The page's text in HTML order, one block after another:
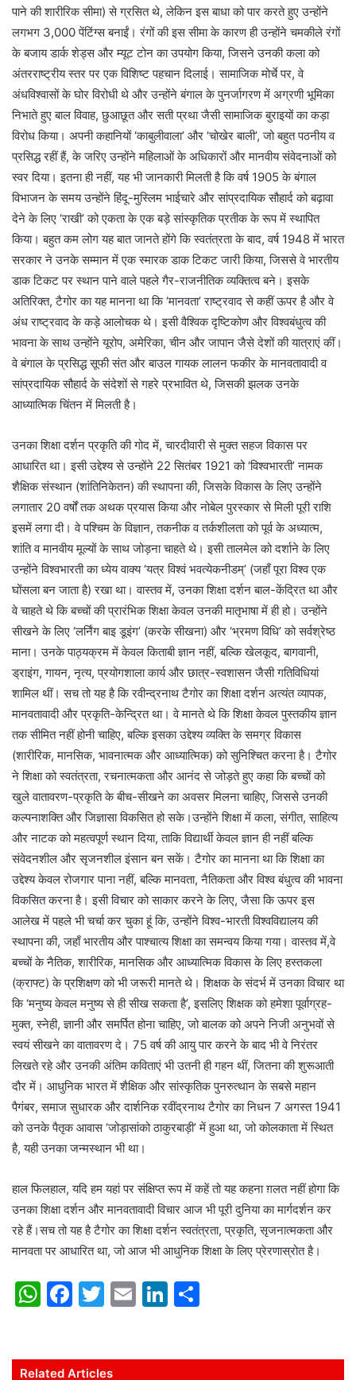
पाने की शारीरिक सीमा) से ग्रसित थे, लेकिन इस बाधा को पार करते हुए उन्होंने
लगभग 3,000 पेंटिंग्स बनाईं। रंगों की इस सीमा के कारण ही उन्होंने चमकीले रंगों
के बजाय डार्क शेड्स और म्यूट टोन का उपयोग किया, जिसने उनकी कला को
अंतरराष्ट्रीय स्तर पर एक विशिष्ट पहचान दिलाई। सामाजिक मोर्चे पर, वे
अंधविश्वासों के घोर विरोधी थे और उन्होंने बंगाल के पुनर्जागरण में अग्रणी भूमिका
निभाते हुए बाल विवाह, छुआछूत और सती प्रथा जैसी सामाजिक बुराइयों का कड़ा
विरोध किया। अपनी कहानियों ‘काबुलीवाला’ और ‘चोखेर बाली’, जो बहुत पठनीय व
प्रसिद्ध रहीं हैं, के जरिए उन्होंने महिलाओं के अधिकारों और मानवीय संवेदनाओं को
स्वर दिया। इतना ही नहीं, यह भी जानकारी मिलती है कि वर्ष 1905 के बंगाल
विभाजन के समय उन्होंने हिंदू-मुस्लिम भाईचारे और सांप्रदायिक सौहार्द को बढ़ावा
देने के लिए ‘राखी’ को एकता के एक बड़े सांस्कृतिक प्रतीक के रूप में स्थापित
किया। बहुत कम लोग यह बात जानते होंगे कि स्वतंत्रता के बाद, वर्ष 1948 में भारत
सरकार ने उनके सम्मान में एक स्मारक डाक टिकट जारी किया, जिससे वे भारतीय
डाक टिकट पर स्थान पाने वाले पहले गैर-राजनीतिक व्यक्तित्व बने। इसके
अतिरिक्त, टैगोर का यह मानना था कि ‘मानवता’ राष्ट्रवाद से कहीं ऊपर है और वे
अंध राष्ट्रवाद के कड़े आलोचक थे। इसी वैश्विक दृष्टिकोण और विश्वबंधुत्व की
भावना के साथ उन्होंने यूरोप, अमेरिका, चीन और जापान जैसे देशों की यात्राएं कीं।
वे बंगाल के प्रसिद्ध सूफी संत और बाउल गायक लालन फकीर के मानवतावादी व
सांप्रदायिक सौहार्द के संदेशों से गहरे प्रभावित थे, जिसकी झलक उनके
आध्यात्मिक चिंतन में मिलती है।
उनका शिक्षा दर्शन प्रकृति की गोद में, चारदीवारी से मुक्त सहज विकास पर
आधारित था। इसी उद्देश्य से उन्होंने 22 सितंबर 1921 को ‘विश्वभारती’ नामक
शैक्षिक संस्थान (शांतिनिकेतन) की स्थापना की, जिसके विकास के लिए उन्होंने
लगातार 20 वर्षों तक अथक प्रयास किया और नोबेल पुरस्कार से मिली पूरी राशि
इसमें लगा दी। वे पश्चिम के विज्ञान, तकनीक व तर्कशीलता को पूर्व के अध्यात्म,
शांति व मानवीय मूल्यों के साथ जोड़ना चाहते थे। इसी तालमेल को दर्शाने के लिए
उन्होंने विश्वभारती का ध्येय वाक्य ‘यत्र विश्वं भवत्येकनीडम्’ (जहाँ पूरा विश्व एक
घोंसला बन जाता है) रखा था। वास्तव में, उनका शिक्षा दर्शन बाल-केंद्रित था और
वे चाहते थे कि बच्चों की प्रारंभिक शिक्षा केवल उनकी मातृभाषा में ही हो। उन्होंने
सीखने के लिए ‘लर्निंग बाइ डूइंग’ (करके सीखना) और ‘भ्रमण विधि’ को सर्वश्रेष्ठ
माना। उनके पाठ्यक्रम में केवल किताबी ज्ञान नहीं, बल्कि खेलकूद, बागवानी,
ड्राइंग, गायन, नृत्य, प्रयोगशाला कार्य और छात्र-स्वशासन जैसी गतिविधियां
शामिल थीं। सच तो यह है कि रवीन्द्रनाथ टैगोर का शिक्षा दर्शन अत्यंत व्यापक,
मानवतावादी और प्रकृति-केन्द्रित था। वे मानते थे कि शिक्षा केवल पुस्तकीय ज्ञान
तक सीमित नहीं होनी चाहिए, बल्कि इसका उद्देश्य व्यक्ति के समग्र विकास
(शारीरिक, मानसिक, भावनात्मक और आध्यात्मिक) को सुनिश्चित करना है। टैगोर
ने शिक्षा को स्वतंत्रता, रचनात्मकता और आनंद से जोड़ते हुए कहा कि बच्चों को
खुले वातावरण-प्रकृति के बीच-सीखने का अवसर मिलना चाहिए, जिससे उनकी
कल्पनाशक्ति और जिज्ञासा विकसित हो सके।उन्होंने शिक्षा में कला, संगीत, साहित्य
और नाटक को महत्वपूर्ण स्थान दिया, ताकि विद्यार्थी केवल ज्ञान ही नहीं बल्कि
संवेदनशील और सृजनशील इंसान बन सकें। टैगोर का मानना था कि शिक्षा का
उद्देश्य केवल रोजगार पाना नहीं, बल्कि मानवता, नैतिकता और विश्व बंधुत्व की भावना
विकसित करना है। इसी विचार को साकार करने के लिए, जैसा कि ऊपर इस
आलेख में पहले भी चर्चा कर चुका हूं कि, उन्होंने विश्व-भारती विश्वविद्यालय की
स्थापना की, जहाँ भारतीय और पाश्चात्य शिक्षा का समन्वय किया गया। वास्तव में,वे
बच्चों के नैतिक, शारीरिक, मानसिक और आध्यात्मिक विकास के लिए हस्तकला
(क्राफ्ट) के प्रशिक्षण को भी जरूरी मानते थे। शिक्षक के संदर्भ में उनका विचार था
कि ‘मनुष्य केवल मनुष्य से ही सीख सकता है’, इसलिए शिक्षक को हमेशा पूर्वाग्रह-
मुक्त, स्नेही, ज्ञानी और समर्पित होना चाहिए, जो बालक को अपने निजी अनुभवों से
स्वयं सीखने का वातावरण दे। 75 वर्ष की आयु पार करने के बाद भी वे निरंतर
लिखते रहे और उनकी अंतिम कविताएं भी उतनी ही गहन थीं, जितना की शुरूआती
दौर में। आधुनिक भारत में शैक्षिक और सांस्कृतिक पुनरुत्थान के सबसे महान
पैगंबर, समाज सुधारक और दार्शनिक रवींद्रनाथ टैगोर का निधन 7 अगस्त 1941
को उनके पैतृक आवास ‘जोड़ासांको ठाकुरबाड़ी’ में हुआ था, जो कोलकाता में स्थित
है, यही उनका जन्मस्थान भी था।
हाल फिलहाल, यदि हम यहां पर संक्षिप्त रूप में कहें तो यह कहना ग़लत नहीं होगा कि
उनका शिक्षा दर्शन और मानवतावादी विचार आज भी पूरी दुनिया का मार्गदर्शन कर
रहे हैं।सच तो यह है टैगोर का शिक्षा दर्शन स्वतंत्रता, प्रकृति, सृजनात्मकता और
मानवता पर आधारित था, जो आज भी आधुनिक शिक्षा के लिए प्रेरणास्रोत है।
W
s
F
e
T
er
E
Li
Related Articles